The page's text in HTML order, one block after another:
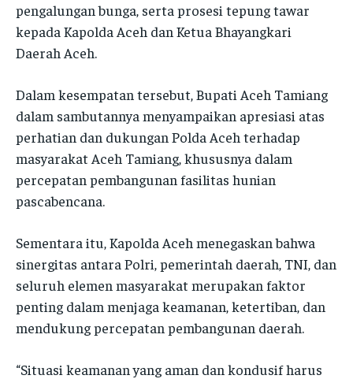
pengalungan bunga, serta prosesi tepung tawar
kepada Kapolda Aceh dan Ketua Bhayangkari
Daerah Aceh.
Dalam kesempatan tersebut, Bupati Aceh Tamiang
dalam sambutannya menyampaikan apresiasi atas
perhatian dan dukungan Polda Aceh terhadap
masyarakat Aceh Tamiang, khususnya dalam
percepatan pembangunan fasilitas hunian
pascabencana.
Sementara itu, Kapolda Aceh menegaskan bahwa
sinergitas antara Polri, pemerintah daerah, TNI, dan
seluruh elemen masyarakat merupakan faktor
penting dalam menjaga keamanan, ketertiban, dan
mendukung percepatan pembangunan daerah.
“Situasi keamanan yang aman dan kondusif harus